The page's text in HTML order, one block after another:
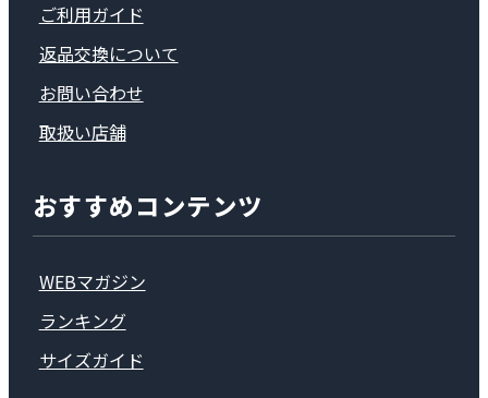
ご利用ガイド
返品交換について
お問い合わせ
取扱い店舗
おすすめコンテンツ
WEBマガジン
ランキング
サイズガイド